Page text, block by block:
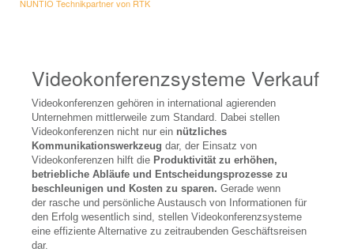
Dolmetschanlage
Dolmetschkabine
Dolmetscher
FAQ Dolmetschertechnik
Flüsterkoffer Verleih
Seminartechnik Verleih
NUNTIO Technikpartner von RTK
Videokonferenzsysteme Verkauf
Videokonferenzen gehören in international agierenden
Unternehmen mittlerweile zum Standard. Dabei stellen
Videokonferenzen nicht nur ein nützliches
Kommunikationswerkzeug dar, der Einsatz von
Videokonferenzen hilft die Produktivität zu erhöhen,
betriebliche Abläufe und Entscheidungsprozesse zu
beschleunigen und Kosten zu sparen. Gerade wenn
der rasche und persönliche Austausch von Informationen für
den Erfolg wesentlich sind, stellen Videokonferenzsysteme
eine effiziente Alternative zu zeitraubenden Geschäftsreisen
dar.